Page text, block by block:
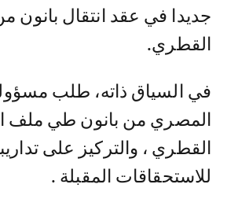
جديدا في عقد انتقال بانون
القطري.
في السياق ذاته، طلب
المصري من بانون طي ملف
القطري ، والتركيز على
للاستحقاقات المقبلة .